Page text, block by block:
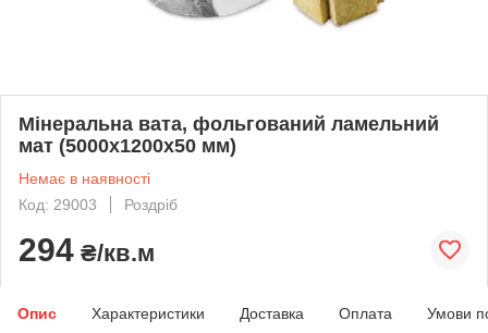
Мінеральна вата, фольгований ламельний
мат (5000х1200х50 мм)
Немає в наявності
Код: 29003
Роздріб
294 ₴/кв.м
Опис Характеристики Доставка Оплата Умови